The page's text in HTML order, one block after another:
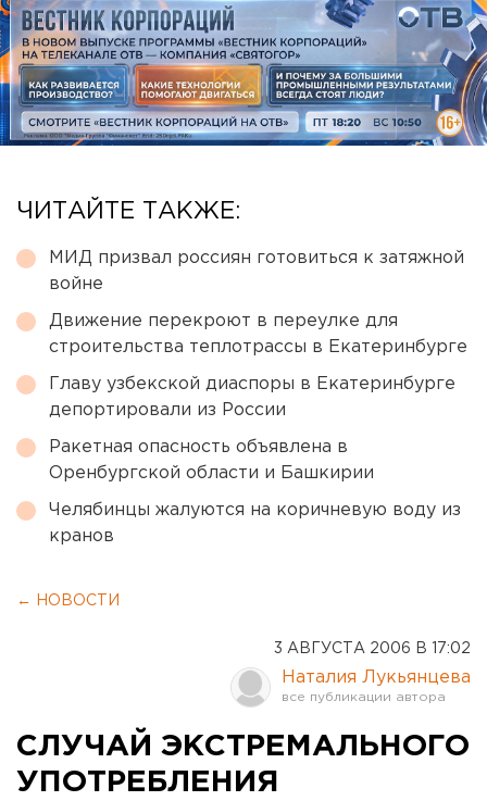
ЧИТАЙТЕ ТАКЖЕ:
МИД призвал россиян готовиться к затяжной
войне
Движение перекроют в переулке для
строительства теплотрассы в Екатеринбурге
Главу узбекской диаспоры в Екатеринбурге
депортировали из России
Ракетная опасность объявлена в
Оренбургской области и Башкирии
Челябинцы жалуются на коричневую воду из
кранов
← НОВОСТИ
3 АВГУСТА 2006 В 17:02
Наталия Лукьянцева
СЛУЧАЙ ЭКСТРЕМАЛЬНОГО
УПОТРЕБЛЕНИЯ